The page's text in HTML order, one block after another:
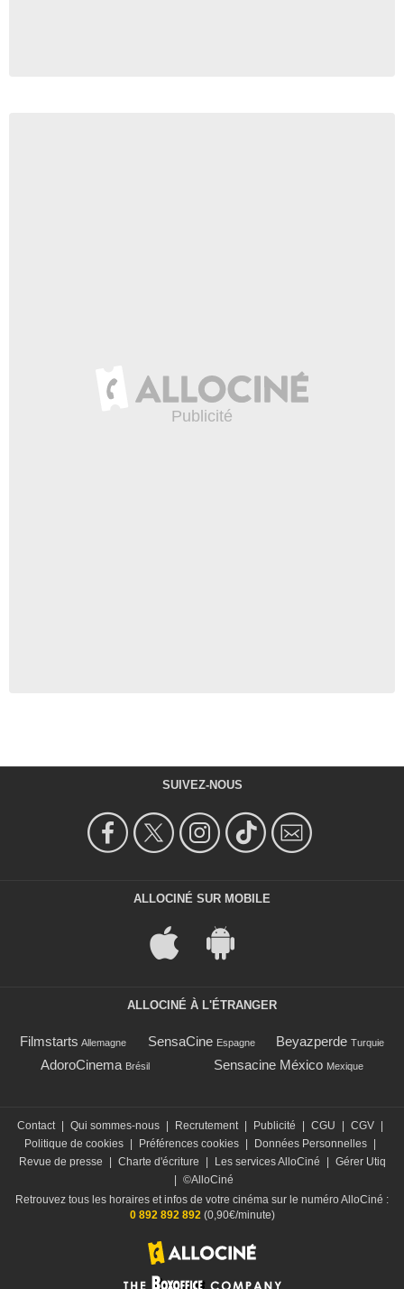
SUIVEZ-NOUS
ALLOCINÉ SUR MOBILE
ALLOCINÉ À L'ÉTRANGER
Filmstarts Allemagne SensaCine Espagne Beyazperde Turquie
AdoroCinema Brésil Sensacine México Mexique
Contact Qui sommes-nous Recrutement Publicité CGU CGV
Politique de cookies
Préférences cookies Données Personnelles
Revue de presse
Charte d'écriture Les services AlloCiné
Gérer Utiq
©AlloCiné
Retrouvez tous les horaires et infos de votre cinéma sur le numéro AlloCiné :
0 892 892 892(0,90€/minute)